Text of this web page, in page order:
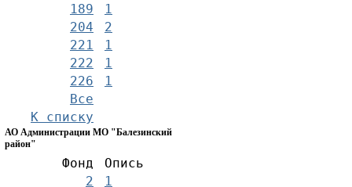
189
204
1
2
221
1
222
1
226
1
Все
К списку
АО Администрации МО "Балезинский
район"
Фонд
Опись
2
1